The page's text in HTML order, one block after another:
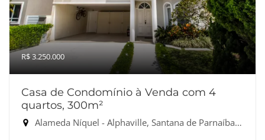
R$ 3.250.000
Casa de Condomínio à Venda com 4
quartos, 300m²
Alameda Níquel - Alphaville, Santana de Parnaíba-SP